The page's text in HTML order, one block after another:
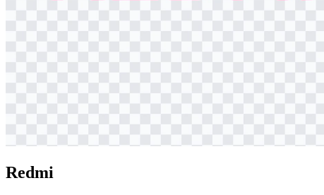
Redmi